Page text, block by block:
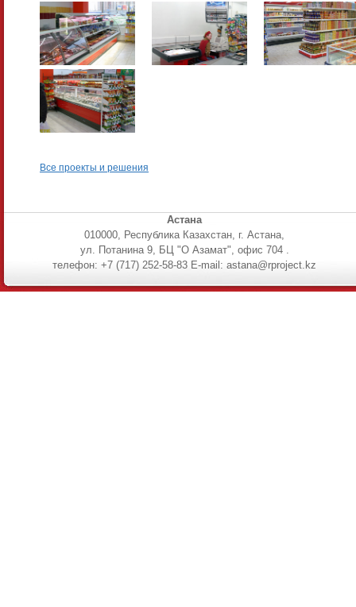
Все проекты и решения
Астана
010000, Республика Казахстан, г. Астана,
ул. Потанина 9, БЦ "О Азамат", офис 704 .
телефон: +7 (717) 252-58-83 E-mail: astana@rproject.kz